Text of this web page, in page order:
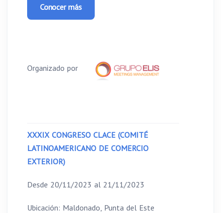
Conocer más
Organizado por
XXXIX CONGRESO CLACE (COMITÉ
LATINOAMERICANO DE COMERCIO
EXTERIOR)
Desde 20/11/2023 al 21/11/2023
Ubicación: Maldonado, Punta del Este